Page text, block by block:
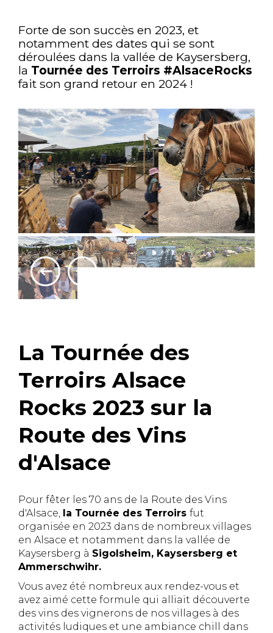
Forte de son succès en 2023, et
notamment des dates qui se sont
déroulées dans la vallée de Kaysersberg,
la Tournée des Terroirs #AlsaceRocks
fait son grand retour en 2024 !
La Tournée des
Terroirs Alsace
Rocks 2023 sur la
Route des Vins
d'Alsace
Pour fêter les 70 ans de la Route des Vins
d'Alsace, la Tournée des Terroirs fut
organisée en 2023 dans de nombreux villages
en Alsace et notamment dans la vallée de
Kaysersberg à Sigolsheim, Kaysersberg et
Ammerschwihr.
Vous avez été nombreux aux rendez-vous et
avez aimé cette formule qui alliait découverte
des vins des vignerons de nos villages à des
activités ludiques et une ambiance chill dans